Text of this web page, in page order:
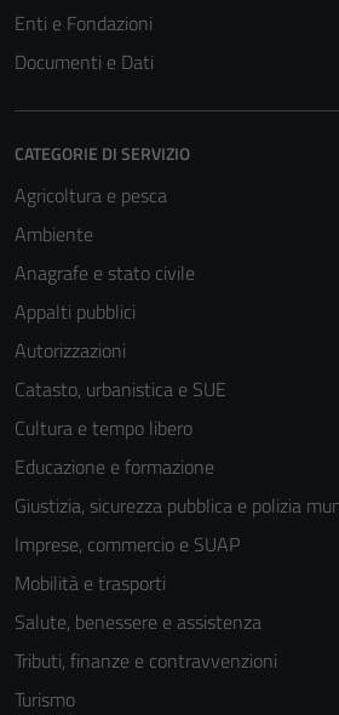
Enti e Fondazioni
Documenti e Dati
CATEGORIE DI SERVIZIO
Agricoltura e pesca
Ambiente
Anagrafe e stato civile
Appalti pubblici
Autorizzazioni
Catasto, urbanistica e SUE
Cultura e tempo libero
Educazione e formazione
Giustizia, sicurezza pubblica e polizia
Imprese, commercio e SUAP
Mobilità e trasporti
Salute, benessere e assistenza
Tributi, finanze e contravvenzioni
Turismo